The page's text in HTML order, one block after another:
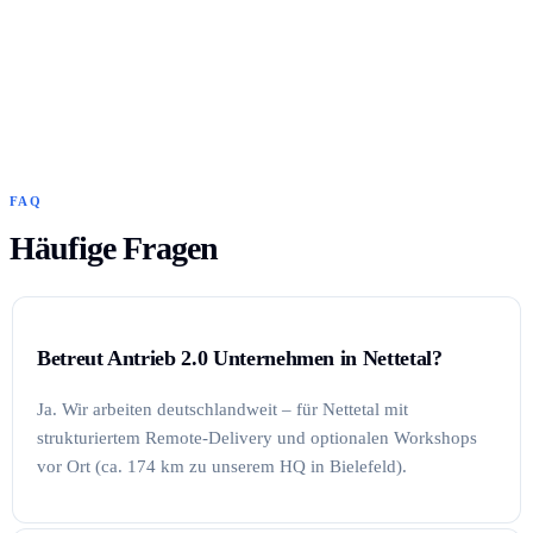
FAQ
Häufige Fragen
Betreut Antrieb 2.0 Unternehmen in Nettetal?
Ja. Wir arbeiten deutschlandweit – für Nettetal mit
strukturiertem Remote-Delivery und optionalen Workshops
vor Ort (ca. 174 km zu unserem HQ in Bielefeld).